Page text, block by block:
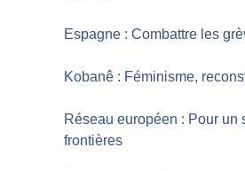
Espagne : Combattre les
Kobanê : Féminisme,
Réseau européen : Pour un
frontières